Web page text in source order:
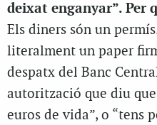
deixat enganyar”. Per
Els diners són un
literalment un paper
despatx del Banc
autorització que diu que
euros de vida”, o “tens